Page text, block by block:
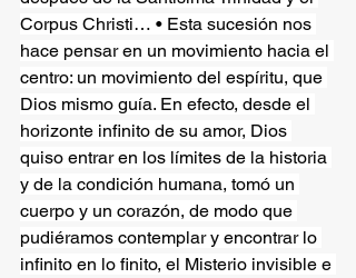
Corpus Christi… • Esta sucesión nos
hace pensar en un movimiento hacia el
centro: un movimiento del espíritu, que
Dios mismo guía. En efecto, desde el
horizonte infinito de su amor, Dios
quiso entrar en los límites de la historia
y de la condición humana, tomó un
cuerpo y un corazón, de modo que
pudiéramos contemplar y encontrar lo
infinito en lo finito, el Misterio invisible e